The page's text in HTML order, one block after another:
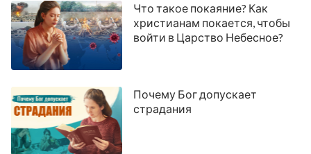
Что такое покаяние? Как
христианам покается, чтобы
войти в Царство Небесное?
Почему Бог допускает
страдания